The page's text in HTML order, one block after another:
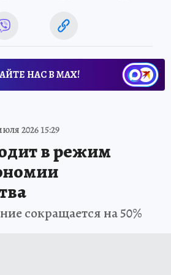
НАС В МАХ!
2026 15:29
в режим
сокращается на 50%